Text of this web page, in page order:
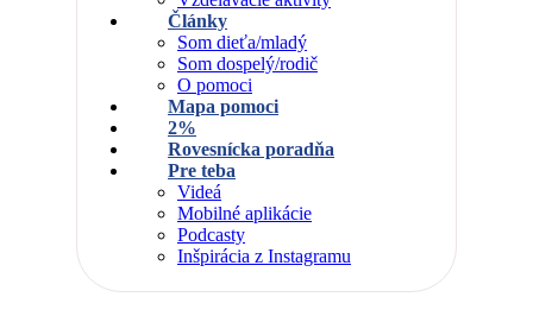
Články
Som dieťa/mladý
Som dospelý/rodič
O pomoci
Mapa pomoci
2%
Rovesnícka poradňa
Pre teba
Videá
Mobilné aplikácie
Podcasty
Inšpirácia z Instagramu